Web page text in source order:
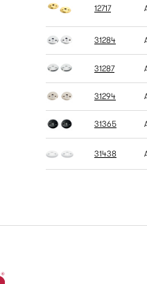
12717
31284
31287
31294
31365
31438